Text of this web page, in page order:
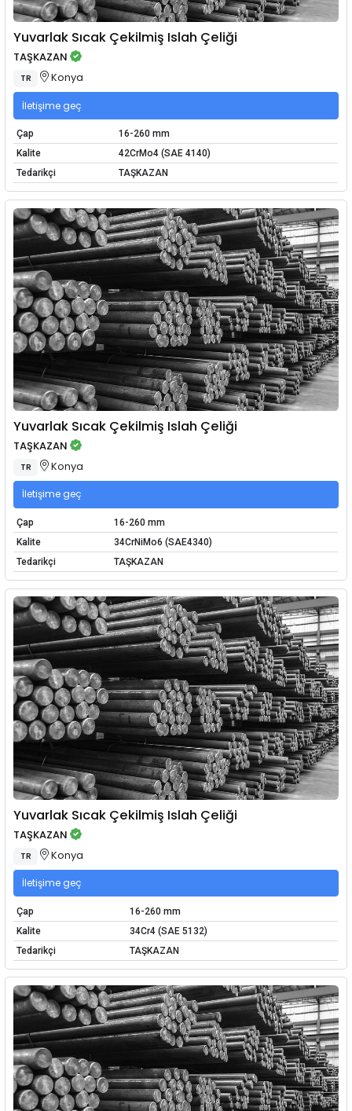
Yuvarlak Sıcak Çekilmiş Islah Çeliği
TAŞKAZAN
TR Konya
İletişime geç
Çap
16-260 mm
Kalite
42CrMo4 (SAE 4140)
Tedarikçi
TAŞKAZAN
Yuvarlak Sıcak Çekilmiş Islah Çeliği
TAŞKAZAN
TR Konya
İletişime geç
Çap
16-260 mm
Kalite
34CrNiMo6 (SAE4340)
Tedarikçi
TAŞKAZAN
Yuvarlak Sıcak Çekilmiş Islah Çeliği
TAŞKAZAN
TR Konya
İletişime geç
Çap
16-260 mm
Kalite
34Cr4 (SAE 5132)
Tedarikçi
TAŞKAZAN